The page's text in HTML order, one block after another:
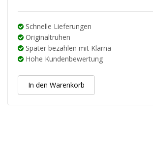
war:
ist:
Schnelle Lieferungen
Originaltruhen
Später bezahlen mit Klarna
Hohe Kundenbewertung
In den Warenkorb